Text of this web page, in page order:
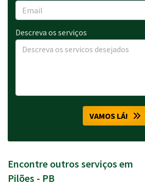
Descreva os serviços
VAMOS LÁ!
Encontre outros serviços em
Pilões - PB